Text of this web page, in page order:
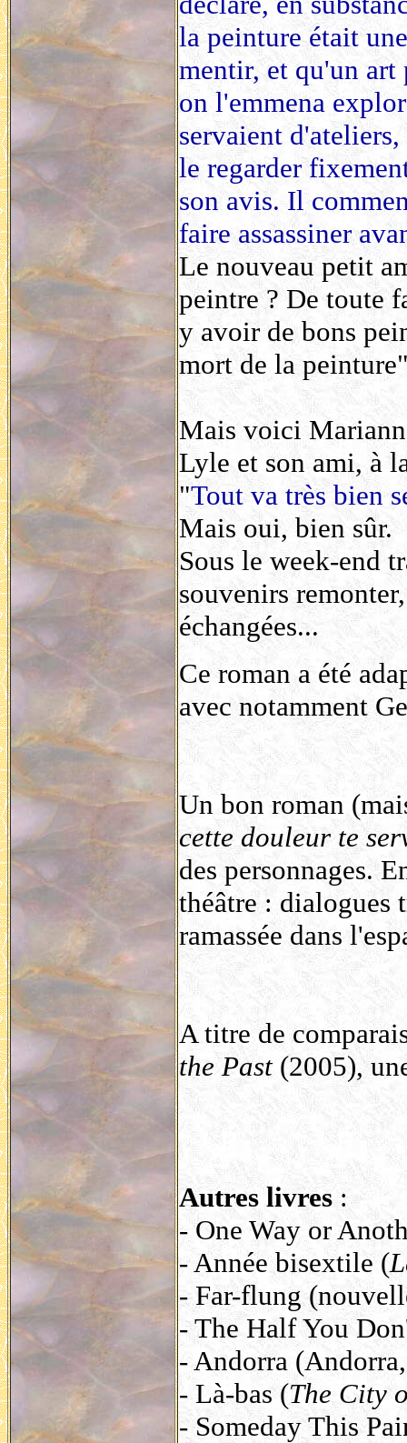
la peinture était
mentir, et qu'un art
on l'emmena
servaient
le regarder
son avis. Il
faire assassiner
Le nouveau petit
peintre ? De toute
y avoir de bons
mort de la
Mais voici
Lyle et son ami, à
"Tout va très bien
Mais oui, bien sûr.
Sous le week-end
souvenirs
échangées...
Ce roman a été
avec notamment
Un bon roman
cette douleur te
des personnages.
théâtre : dialogues
ramassée dans
A titre de
the Past(2005),
Autres livres :
- One Way or
- Année bisextile (
- Far-flung
- The Half You
- Andorra
- Là-bas (The City
- Someday This